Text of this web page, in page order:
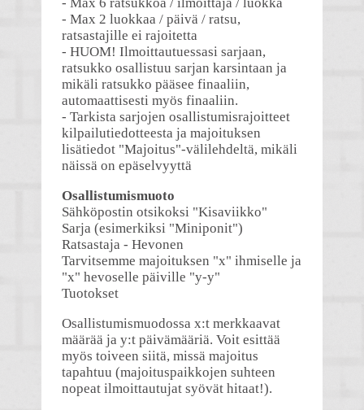
- Max 6 ratsukkoa / ilmoittaja / luokka
- Max 2 luokkaa / päivä / ratsu,
ratsastajille ei rajoitetta
- HUOM! Ilmoittautuessasi sarjaan,
ratsukko osallistuu sarjan karsintaan ja
mikäli ratsukko pääsee finaaliin,
automaattisesti myös finaaliin.
- Tarkista sarjojen osallistumisrajoitteet
kilpailutiedotteesta ja majoituksen
lisätiedot "Majoitus"-välilehdeltä, mikäli
näissä on epäselvyyttä
Osallistumismuoto
Sähköpostin otsikoksi "Kisaviikko"
Sarja (esimerkiksi "Miniponit")
Ratsastaja - Hevonen
Tarvitsemme majoituksen "x" ihmiselle ja
"x" hevoselle päiville "y-y"
Tuotokset
Osallistumismuodossa x:t merkkaavat
määrää ja y:t päivämääriä. Voit esittää
myös toiveen siitä, missä majoitus
tapahtuu (majoituspaikkojen suhteen
nopeat ilmoittautujat syövät hitaat!).